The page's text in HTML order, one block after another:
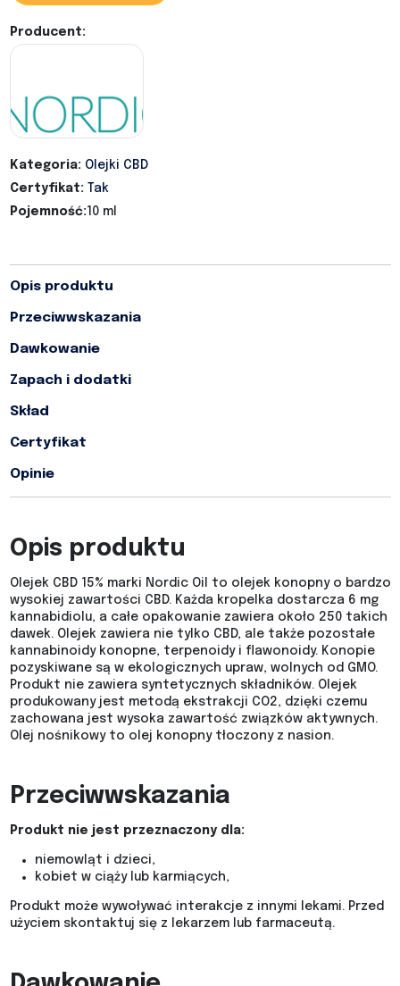
Producent:
Kategoria: Olejki CBD
Certyfikat: Tak
Pojemność:10 ml
Opis produktu
Przeciwwskazania
Dawkowanie
Zapach i dodatki
Skład
Certyfikat
Opinie
Opis produktu
Olejek CBD 15% marki Nordic Oil to olejek konopny o bardzo
wysokiej zawartości CBD. Każda kropelka dostarcza 6 mg
kannabidiolu, a całe opakowanie zawiera około 250 takich
dawek. Olejek zawiera nie tylko CBD, ale także pozostałe
kannabinoidy konopne, terpenoidy i flawonoidy. Konopie
pozyskiwane są w ekologicznych upraw, wolnych od GMO.
Produkt nie zawiera syntetycznych składników. Olejek
produkowany jest metodą ekstrakcji CO2, dzięki czemu
zachowana jest wysoka zawartość związków aktywnych.
Olej nośnikowy to olej konopny tłoczony z nasion.
Przeciwwskazania
Produkt nie jest przeznaczony dla:
niemowląt i dzieci,
kobiet w ciąży lub karmiących,
Produkt może wywoływać interakcje z innymi lekami. Przed
użyciem skontaktuj się z lekarzem lub farmaceutą.